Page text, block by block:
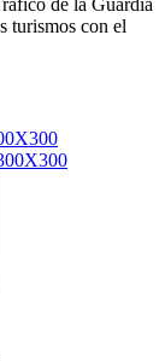
turismos con el